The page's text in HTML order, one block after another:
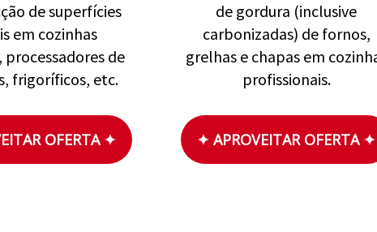
de superfícies
em cozinhas
processadores de
frigoríficos, etc.
OFERTA ✦
de gordura (inclusive
carbonizadas) de fornos,
grelhas e chapas em
profissionais.
✦ APROVEITAR OFERTA ✦